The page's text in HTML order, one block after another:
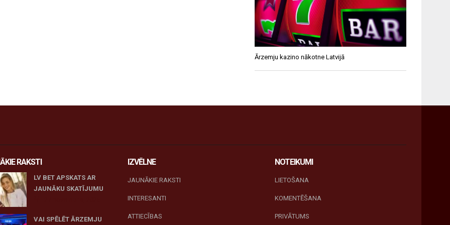
Ārzemju kazino nākotne Latvijā
RAKSTI
LV BET APSKATS AR
JAUNĀKU SKATĪJUMU
VAI SPĒLĒT ĀRZEMJU
IZVĒLNE
JAUNĀKIE RAKSTI
INTERESANTI
ATTIECĪBAS
NOTEIKUMI
LIETOŠANA
KOMENTĒŠANA
PRIVĀTUMS